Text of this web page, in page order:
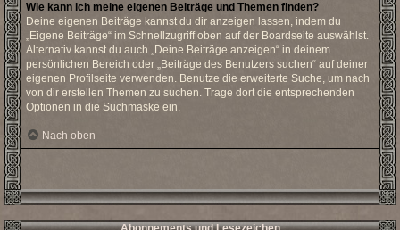
Wie kann ich meine eigenen Beiträge und Themen finden?
Deine eigenen Beiträge kannst du dir anzeigen lassen, indem du
„Eigene Beiträge“ im Schnellzugriff oben auf der Boardseite auswählst.
Alternativ kannst du auch „Deine Beiträge anzeigen“ in deinem
persönlichen Bereich oder „Beiträge des Benutzers suchen“ auf deiner
eigenen Profilseite verwenden. Benutze die erweiterte Suche, um nach
von dir erstellen Themen zu suchen. Trage dort die entsprechenden
Optionen in die Suchmaske ein.
Nach oben